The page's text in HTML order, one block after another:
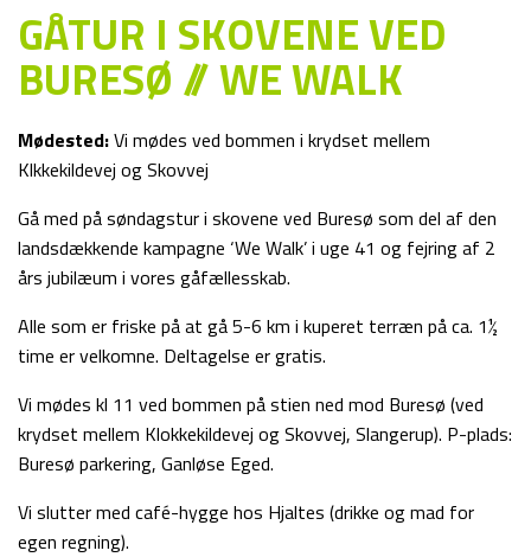
GÅTUR I SKOVENE VED
BURESØ // WE WALK
Mødested:Vi mødes ved bommen i krydset mellem
Klkkekildevej og Skovvej
Gå med på søndagstur i skovene ved Buresø som del af den
landsdækkende kampagne ‘We Walk’ i uge 41 og fejring af 2
års jubilæum i vores gåfællesskab.
Alle som er friske på at gå 5-6 km i kuperet terræn på ca. 1½
time er velkomne. Deltagelse er gratis.
Vi mødes kl 11 ved bommen på stien ned mod Buresø (ved
krydset mellem Klokkekildevej og Skovvej, Slangerup). P-plads:
Buresø parkering, Ganløse Eged.
Vi slutter med café-hygge hos Hjaltes (drikke og mad for
egen regning).